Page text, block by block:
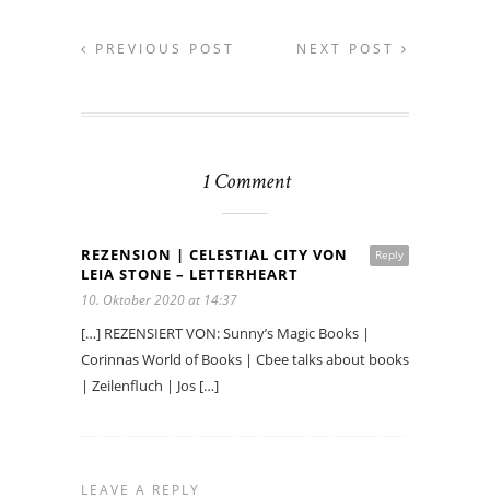
PREVIOUS POST NEXT POST
1 Comment
Reply
REZENSION | CELESTIAL CITY VON
LEIA STONE – LETTERHEART
10. Oktober 2020 at 14:37
[…] REZENSIERT VON: Sunny’s Magic Books |
Corinnas World of Books | Cbee talks about books
| Zeilenfluch | Jos […]
LEAVE A REPLY